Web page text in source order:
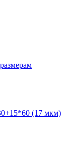
(17 мкм)